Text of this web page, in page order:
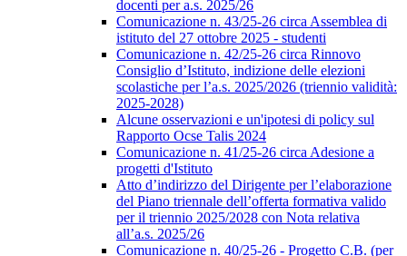
docenti per a.s. 2025/26
Comunicazione n. 43/25-26 circa Assemblea di
istituto del 27 ottobre 2025 - studenti
Comunicazione n. 42/25-26 circa Rinnovo
Consiglio d’Istituto, indizione delle elezioni
scolastiche per l’a.s. 2025/2026 (triennio validità:
2025-2028)
Alcune osservazioni e un'ipotesi di policy sul
Rapporto Ocse Talis 2024
Comunicazione n. 41/25-26 circa Adesione a
progetti d'Istituto
Atto d’indirizzo del Dirigente per l’elaborazione
del Piano triennale dell’offerta formativa valido
per il triennio 2025/2028 con Nota relativa
all’a.s. 2025/26
Comunicazione n. 40/25-26 - Progetto C.B. (per